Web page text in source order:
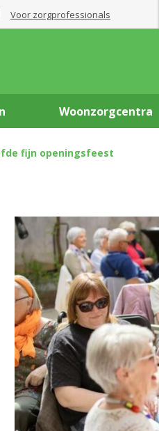
Voor zorgprofessionals
Woonzorgcentra
fijn openingsfeest